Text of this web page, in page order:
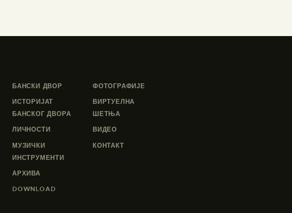
БАНСКИ ДВОР
ИСТОРИЈАТ
БАНСКОГ ДВОРА
ЛИЧНОСТИ
МУЗИЧКИ
ИНСТРУМЕНТИ
АРХИВА
DOWNLOAD
ФОТОГРАФИЈЕ
ВИРТУЕЛНА
ШЕТЊА
ВИДЕО
КОНТАКТ